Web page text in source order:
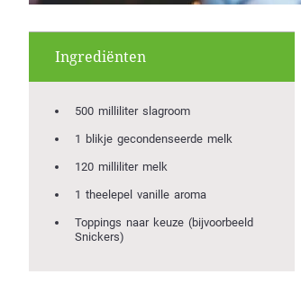
Ingrediënten
500 milliliter slagroom
1 blikje gecondenseerde melk
120 milliliter melk
1 theelepel vanille aroma
Toppings naar keuze (bijvoorbeeld
Snickers)